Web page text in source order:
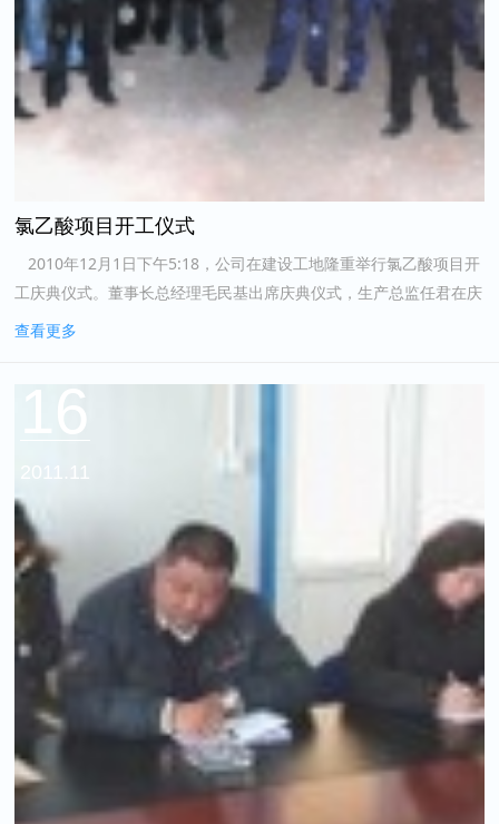
氯乙酸项目开工仪式
2010年12月1日下午5:18，公司在建设工地隆重举行氯乙酸项目开
工庆典仪式。董事长总经理毛民基出席庆典仪式，生产总监任君在庆
典仪式上致欢迎词。中国天辰工程有限公司民基项目...
查看更多
16
2011.11